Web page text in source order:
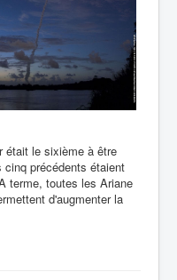
était le sixième à être
précédents étaient
terme, toutes les Ariane
d'augmenter la